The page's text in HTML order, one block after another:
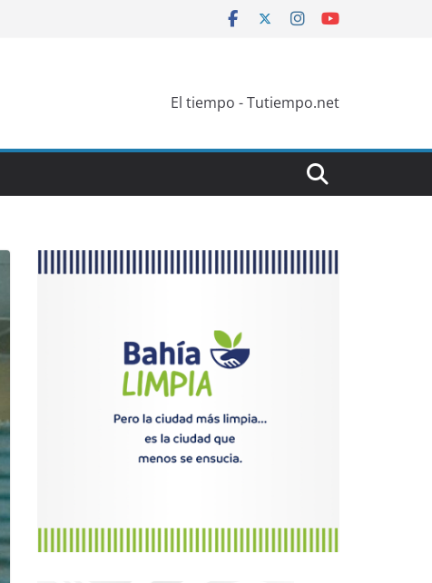
El tiempo - Tutiempo.net